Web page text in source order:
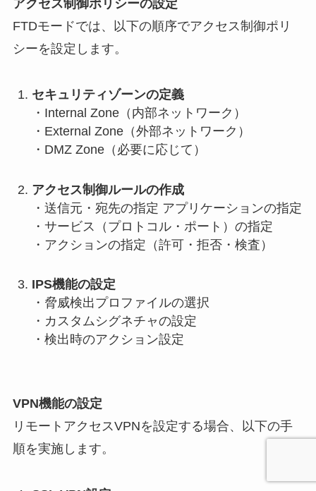
アクセス制御ポリシーの設定
FTDモードでは、以下の順序でアクセス制御ポリ
シーを設定します。
セキュリティゾーンの定義
・Internal Zone（内部ネットワーク）
・External Zone（外部ネットワーク）
・DMZ Zone（必要に応じて）
アクセス制御ルールの作成
・送信元・宛先の指定 アプリケーションの指定
・サービス（プロトコル・ポート）の指定
・アクションの指定（許可・拒否・検査）
IPS機能の設定
・脅威検出プロファイルの選択
・カスタムシグネチャの設定
・検出時のアクション設定
VPN機能の設定
リモートアクセスVPNを設定する場合、以下の手
順を実施します。